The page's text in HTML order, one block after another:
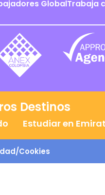
GlobalTrabaja
Destinos
Estudiar en
Cookies